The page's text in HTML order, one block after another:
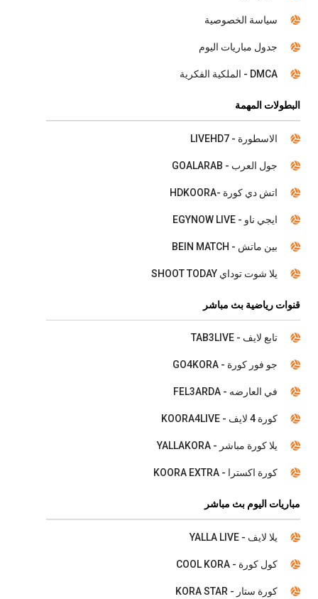
سياسة الخصوصية
جدول مباريات اليوم
DMCA - الملكية الفكرية
البطولات المهمة
الاسطورة - LIVEHD7
جول العرب - GOALARAB
اتش دي كورة -HDKOORA
ايجي ناو - EGYNOW LIVE
بين ماتش - BEIN MATCH
يلا شوت توداي SHOOT TODAY
قنوات رياضية بث مباشر
تابع لايف - TAB3LIVE
جو فور كورة - GO4KORA
في العارضه - FEL3ARDA
كورة 4 لايف - KOORA4LIVE
يلا كورة مباشر - YALLAKORA
كورة اكسترا - KOORA EXTRA
مباريات اليوم بث مباشر
يلا لايف - YALLA LIVE
كول كورة - COOL KORA
كورة ستار - KORA STAR